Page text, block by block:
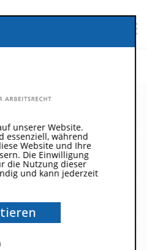
unserer Website.
essenziell, während
Website und Ihre
Die Einwilligung
die Nutzung dieser
und kann jederzeit